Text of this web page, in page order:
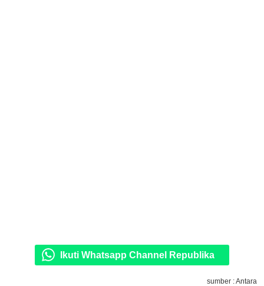
Ikuti Whatsapp Channel Republika
sumber : Antara